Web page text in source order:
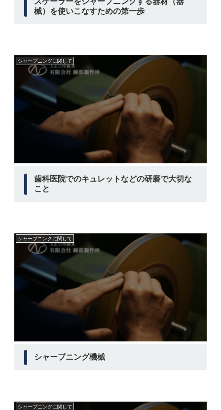
械）を使いこなすための第一歩
シャープニングに関して
歯科医院でのキュレットなどの研磨で大切な
こと
シャープニングに関して
シャープニング機械
シャープニングに関して